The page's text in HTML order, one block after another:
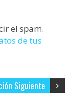
el spam.
de tus
Siguiente